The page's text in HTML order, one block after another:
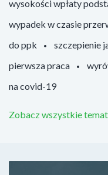
wysokości wpłaty
wypadek w czasie
do ppk
szczepienie
pierwsza praca
na covid-19
Zobacz wszystkie